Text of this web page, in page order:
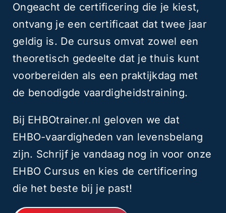
Ongeacht de certificering die je kiest,
ontvang je een certificaat dat twee jaar
geldig is. De cursus omvat zowel een
theoretisch gedeelte dat je thuis kunt
voorbereiden als een praktijkdag met
de benodigde vaardigheidstraining.
Bij EHBOtrainer.nl geloven we dat
EHBO-vaardigheden van levensbelang
zijn. Schrijf je vandaag nog in voor onze
EHBO Cursus en kies de certificering
die het beste bij je past!